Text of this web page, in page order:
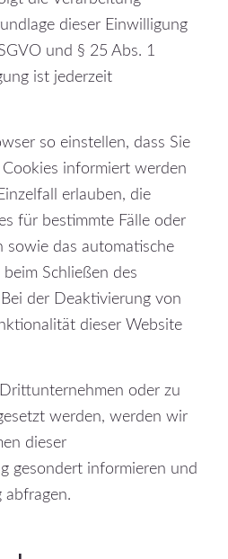
dieser Einwilligung
und § 25 Abs. 1
ist jederzeit
so einstellen, dass Sie
informiert werden
erlauben, die
für bestimmte Fälle oder
sowie das automatische
Schließen des
der Deaktivierung von
dieser Website
oder zu
werden, werden wir
dieser
gesondert informieren und
abfragen.